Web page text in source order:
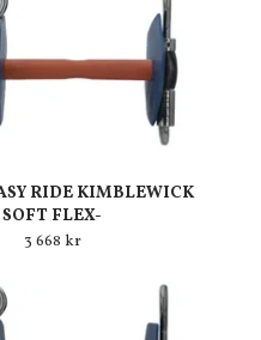
RIDE KIMBLEWICK
SOFT FLEX-
3 668 kr